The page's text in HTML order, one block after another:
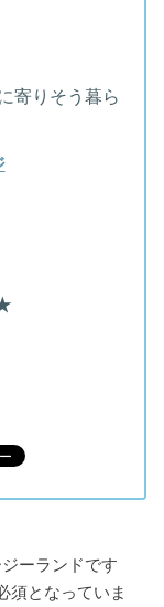
寄りそう暮ら
ーランドです
須となっていま